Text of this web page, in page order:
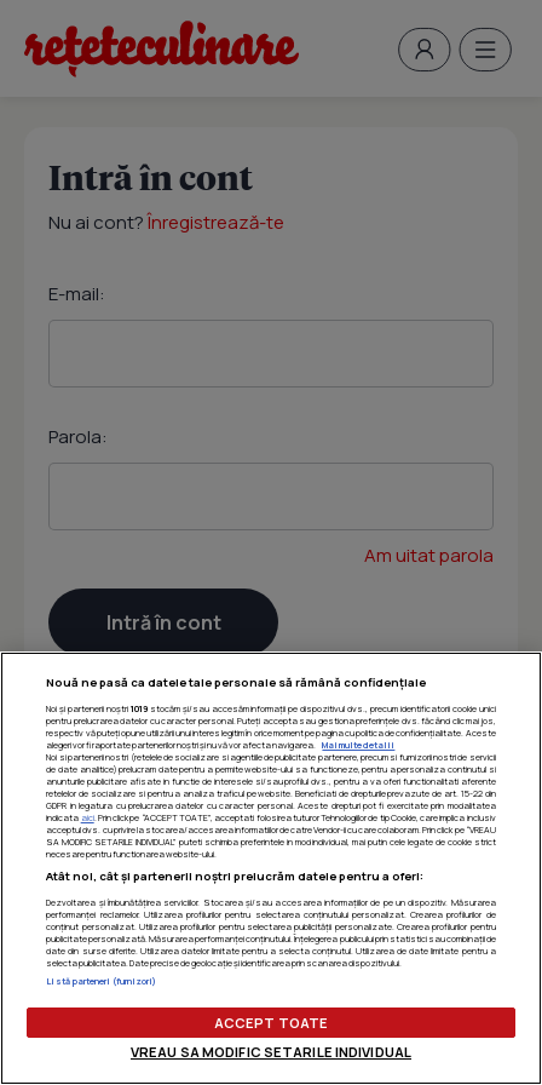
Intră în cont
Nu ai cont?Înregistrează-te
E-mail:
Parola:
Am uitat parola
Nouă ne pasă ca datele tale personale să rămână confidențiale
Noi și partenerii noștri 1019stocăm și/sau accesăm informații pe dispozitivul dvs., precum identificatorii cookie unici
pentru prelucrarea datelor cu caracter personal. Puteți accepta sau gestiona preferințele dvs. făcând clic mai jos,
respectiv vă puteți opune utilizării unui interes legitim în orice moment pe pagina cu politica de confidențialitate. Aceste
alegeri vor fi raportate partenerilor noștri și nu vă vor afecta navigarea.
Mai multe detalii
Noi si partenerii nostri (retelele de socializare si agentiile de publicitate partenere, precum si furnizorii nostri de servicii
de date analitice) prelucram date pentru a permite website-ului sa functioneze, pentru a personaliza continutul si
anunturile publicitare afisate in functie de interesele si/sau profilul dvs., pentru a va oferi functionalitati aferente
retelelor de socializare si pentru a analiza traficul pe website. Beneficiati de drepturile prevazute de art. 15-22 din
GDPR in legatura cu prelucrarea datelor cu caracter personal. Aceste drepturi pot fi exercitate prin modalitatea
indicata aici. Prin click pe “ACCEPT TOATE”, acceptati folosirea tuturor Tehnologiilor de tip Cookie, care implica inclusiv
acceptul dvs. cu privire la stocarea/accesarea informatiilor de catre Vendor-ii cu care colaboram. Prin click pe “VREAU
SA MODIFIC SETARILE INDIVIDUAL” puteti schimba preferintele in mod individual, mai putin cele legate de cookie strict
necesare pentru functionarea website-ului.
Atât noi, cât și partenerii noștri prelucrăm datele pentru a oferi:
Dezvoltarea și îmbunătățirea serviciilor. Stocarea și/sau accesarea informațiilor de pe un dispozitiv. Măsurarea
performanței reclamelor. Utilizarea profilurilor pentru selectarea conținutului personalizat. Crearea profilurilor de
conținut personalizat. Utilizarea profilurilor pentru selectarea publicității personalizate. Crearea profilurilor pentru
publicitate personalizată. Măsurarea performanței conținutului. Înțelegerea publicului prin statistici sau combinații de
date din surse diferite. Utilizarea datelor limitate pentru a selecta conținutul. Utilizarea de date limitate pentru a
selecta publicitatea. Date precise de geolocație și identificarea prin scanarea dispozitivului.
Listă parteneri (furnizori)
ACCEPT TOATE
VREAU SA MODIFIC SETARILE INDIVIDUAL